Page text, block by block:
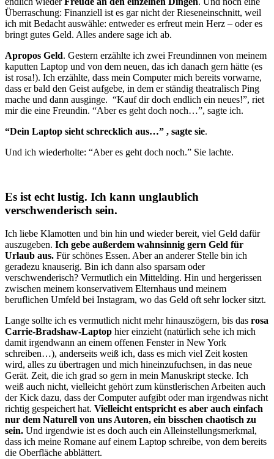
Überraschung: Finanziell ist es gar nicht der Rieseneinschnitt, weil
ich mit Bedacht auswähle: entweder es erfreut mein Herz – oder es
bringt gutes Geld. Alles andere sage ich ab.
Apropos Geld. Gestern erzählte ich zwei Freundinnen von meinem
kaputten Laptop und von dem neuen, das ich danach gern hätte (es
ist rosa!). Ich erzählte, dass mein Computer mich bereits vorwarne,
dass er bald den Geist aufgebe, in dem er ständig theatralisch Ping
mache und dann ausginge. “Kauf dir doch endlich ein neues!”, riet
mir die eine Freundin. “Aber es geht doch noch…”, sagte ich.
“Dein Laptop sieht schrecklich aus…” , sagte sie.
Und ich wiederholte: “Aber es geht doch noch.” Sie lachte.
Es ist echt lustig. Ich kann unglaublich
verschwenderisch sein.
Ich liebe Klamotten und bin hin und wieder bereit, viel Geld dafür
auszugeben. Ich gebe außerdem wahnsinnig gern Geld für
Urlaub aus. Für schönes Essen. Aber an anderer Stelle bin ich
geradezu knauserig. Bin ich dann also sparsam oder
verschwenderisch? Vermutlich ein Mittelding. Hin und hergerissen
zwischen meinem konservativem Elternhaus und meinem
beruflichen Umfeld bei Instagram, wo das Geld oft sehr locker sitzt.
Lange sollte ich es vermutlich nicht mehr hinauszögern, bis das rosa
Carrie-Bradshaw-Laptop hier einzieht (natürlich sehe ich mich
damit irgendwann an einem offenen Fenster in New York
schreiben…), anderseits weiß ich, dass es mich viel Zeit kosten
wird, alles zu übertragen und mich hineinzufuchsen, in das neue
Gerät. Zeit, die ich grad so gern in mein Manuskript stecke. Ich
weiß auch nicht, vielleicht gehört zum künstlerischen Arbeiten auch
der Kick dazu, dass der Computer aufgibt oder man irgendwas nicht
richtig gespeichert hat. Vielleicht entspricht es aber auch einfach
nur dem Naturell von uns Autoren, ein bisschen chaotisch zu
sein. Und irgendwie ist es doch auch ein Alleinstellungsmerkmal,
dass ich meine Romane auf einem Laptop schreibe, von dem bereits
die Oberfläche abblättert.